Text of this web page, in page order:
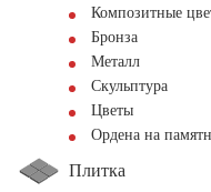
Композитные
Бронза
Металл
Скульптура
Цветы
Ордена на
Плитка